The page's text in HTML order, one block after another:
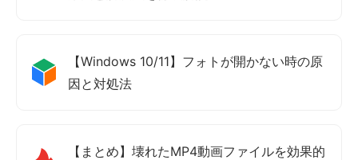
【Windows 10/11】フォトが開かない時の原
因と対処法
【まとめ】壊れたMP4動画ファイルを効果的